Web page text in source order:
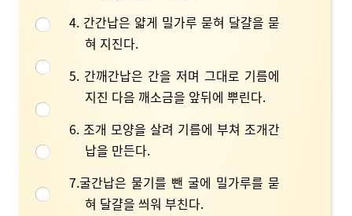
4. 간간납은 얇게 밀가루 묻혀 달걀을 묻
혀 지진다.
5. 간깨간납은 간을 저며 그대로 기름에
지진 다음 깨소금을 앞뒤에 뿌린다.
6. 조개 모양을 살려 기름에 부쳐 조개간
납을 만든다.
7.굴간납은 물기를 뺀 굴에 밀가루를 묻
혀 달걀을 씌워 부친다.